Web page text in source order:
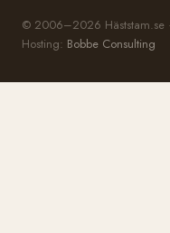
© 2006–2026 Häststam.se
Hosting: Bobbe Consulting